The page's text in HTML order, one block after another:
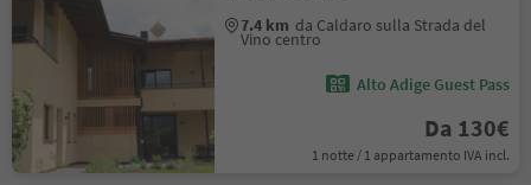
7.4 km da Caldaro sulla Strada del
Vino centro
Alto Adige Guest Pass
Da 130€
1 notte / 1 appartamento IVA incl.